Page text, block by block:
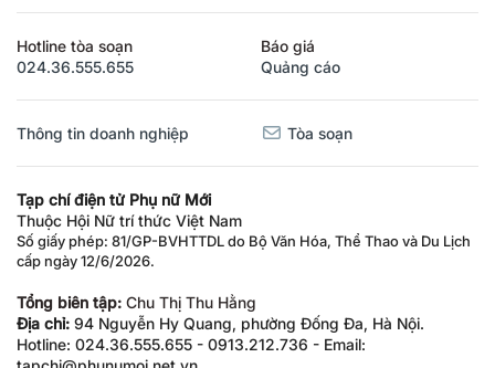
Hotline tòa soạn
024.36.555.655
Báo giá
Quảng cáo
Thông tin doanh nghiệp Tòa soạn
Tạp chí điện tử Phụ nữ Mới
Thuộc Hội Nữ trí thức Việt Nam
Số giấy phép: 81/GP-BVHTTDL do Bộ Văn Hóa, Thể Thao và Du Lịch
cấp ngày 12/6/2026.
Tổng biên tập: Chu Thị Thu Hằng
Địa chỉ: 94 Nguyễn Hy Quang, phường Đống Đa, Hà Nội.
Hotline: 024.36.555.655 - 0913.212.736 - Email: